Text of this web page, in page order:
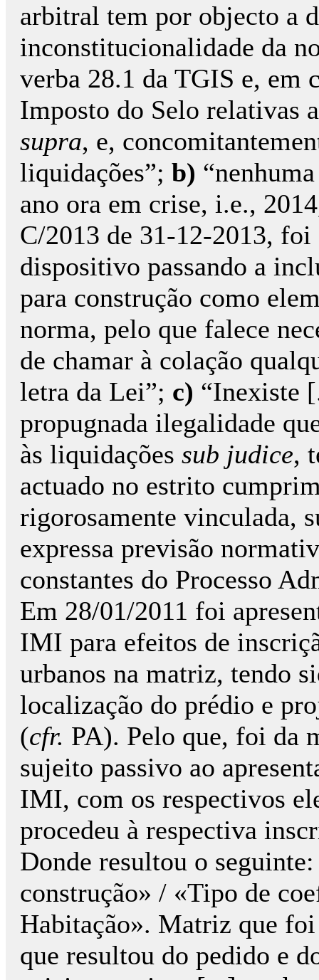
arbitral tem por objecto a
inconstitucionalidade da
verba 28.1 da TGIS e, em
Imposto do Selo relativas
supra, e,
liquidações”; b)
ano ora em crise, i.e.,
C/2013 de 31-12-2013, foi
dispositivo passando a
para construção como
norma, pelo que falece
de chamar à colação
letra da Lei”; c) “Inexiste
propugnada ilegalidade
às liquidações sub judice,
actuado no estrito
rigorosamente vinculada,
expressa previsão
constantes do Processo
Em 28/01/2011 foi
IMI para efeitos de
urbanos na matriz, tendo
localização do prédio e
(cfr. PA). Pelo que, foi da
sujeito passivo ao
IMI, com os respectivos
procedeu à respectiva
Donde resultou o
construção» / «Tipo de
Habitação». Matriz que
que resultou do pedido e